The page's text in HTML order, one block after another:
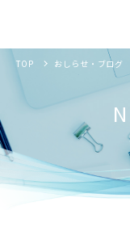
TOP おしらせ・ブログ